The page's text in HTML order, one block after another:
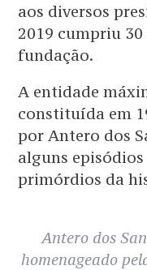
aos diversos
2019 cumpriu
fundação.
A entidade
constituída em
por Antero dos
alguns
primórdios da
Antero dos
homenageado